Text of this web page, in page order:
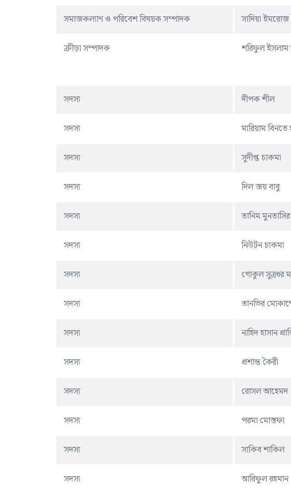
সমাজকল্যাণ ও পরিবেশ বিষয়ক সম্পাদক সাদিয়া ইমরোজ
ক্রীড়া সম্পাদক শরিফুল ইসলাম
সদস্য দীপক শীল
সদস্য মারিয়াম বিনতে
সদস্য সুদীপ্ত চাকমা
সদস্য দিল জয় বাবু
সদস্য তানিম মুনতাসির
সদস্য নিউটন চাকমা
সদস্য গোকুল সুত্রধর
সদস্য তানভির
সদস্য নাহিদ হাসান
সদস্য প্রশান্ত কৈরী
সদস্য রােসল আহেমদ
সদস্য পরমা মোস্তফা
সদস্য সাকিব শাকিল
সদস্য আরিফুল রহমান